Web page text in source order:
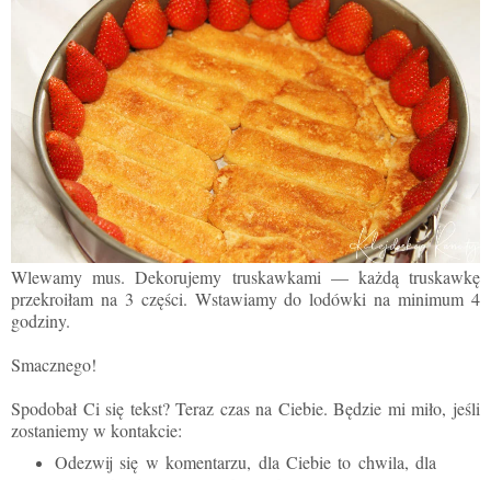
Wlewamy mus. Dekorujemy truskawkami — każdą truskawkę
przekroiłam na 3 części. Wstawiamy do lodówki na minimum 4
godziny.
Smacznego!
Spodobał Ci się tekst? Teraz czas na Ciebie. Będzie mi miło, jeśli
zostaniemy w kontakcie:
Odezwij się w komentarzu, dla Ciebie to chwila, dla